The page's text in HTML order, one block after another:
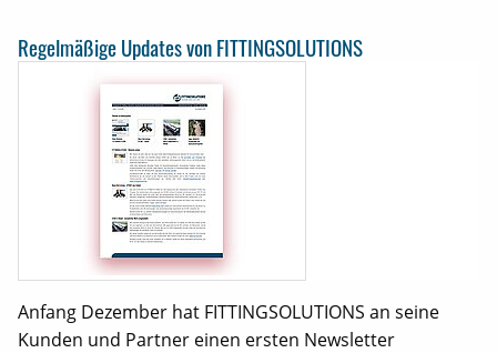
Regelmäßige Updates von FITTINGSOLUTIONS
Anfang Dezember hat FITTINGSOLUTIONS an seine
Kunden und Partner einen ersten Newsletter